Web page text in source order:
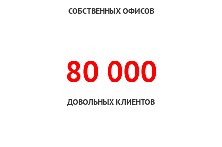
СОБСТВЕННЫХ ОФИСОВ
80 000
ДОВОЛЬНЫХ КЛИЕНТОВ